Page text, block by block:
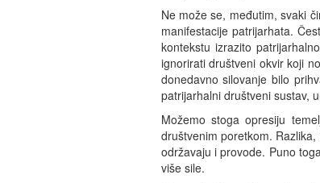
Ne može se, međutim, svaki
manifestacije patrijarhata.
kontekstu izrazito
ignorirati društveni okvir koji
donedavno silovanje bilo
patrijarhalni društveni sustav,
Možemo stoga opresiju
društvenim poretkom.
održavaju i provode. Puno
više sile.